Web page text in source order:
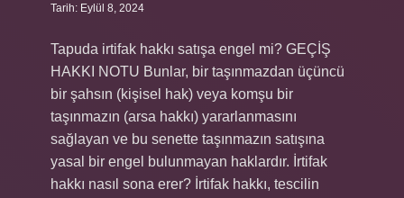
Tarih: Eylül 8, 2024
Tapuda irtifak hakkı satışa engel mi? GEÇİŞ
HAKKI NOTU Bunlar, bir taşınmazdan üçüncü
bir şahsın (kişisel hak) veya komşu bir
taşınmazın (arsa hakkı) yararlanmasını
sağlayan ve bu senette taşınmazın satışına
yasal bir engel bulunmayan haklardır. İrtifak
hakkı nasıl sona erer? İrtifak hakkı, tescilin